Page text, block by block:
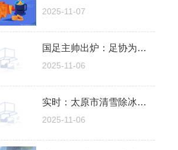
2025-11-07
国足主帅出炉：足协为何选择邵佳一也不用高洪波，答案就是两个字
2025-11-06
实时：太原市清雪除冰工作启动“预热模式”
2025-11-06